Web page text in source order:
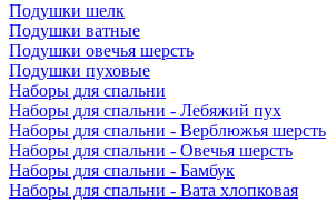
Подушки шелк
Подушки ватные
Подушки овечья шерсть
Подушки пуховые
Наборы для спальни
Наборы для спальни - Лебяжий пух
Наборы для спальни - Верблюжья шерсть
Наборы для спальни - Овечья шерсть
Наборы для спальни - Бамбук
Наборы для спальни - Вата хлопковая